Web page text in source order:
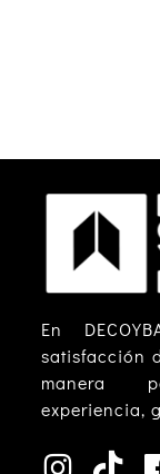
En
satisfacción
manera
experiencia,